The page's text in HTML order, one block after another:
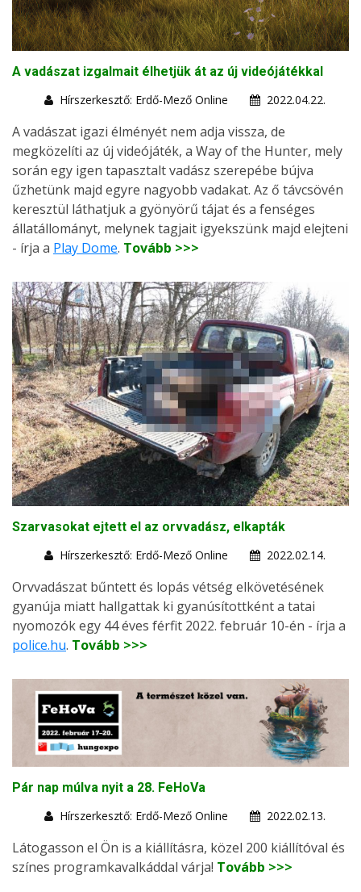
A vadászat izgalmait élhetjük át az új videójátékkal
Hírszerkesztő: Erdő-Mező Online
2022.04.22.
A vadászat igazi élményét nem adja vissza, de
megközelíti az új videójáték, a Way of the Hunter, mely
során egy igen tapasztalt vadász szerepébe bújva
űzhetünk majd egyre nagyobb vadakat. Az ő távcsövén
keresztül láthatjuk a gyönyörű tájat és a fenséges
állatállományt, melynek tagjait igyekszünk majd elejteni
- írja a Play Dome. Tovább >>>
Szarvasokat ejtett el az orvvadász, elkapták
Hírszerkesztő: Erdő-Mező Online
2022.02.14.
Orvvadászat bűntett és lopás vétség elkövetésének
gyanúja miatt hallgattak ki gyanúsítottként a tatai
nyomozók egy 44 éves férfit 2022. február 10-én - írja a
police.hu. Tovább >>>
Pár nap múlva nyit a 28. FeHoVa
Hírszerkesztő: Erdő-Mező Online
2022.02.13.
Látogasson el Ön is a kiállításra, közel 200 kiállítóval és
színes programkavalkáddal várja! Tovább >>>